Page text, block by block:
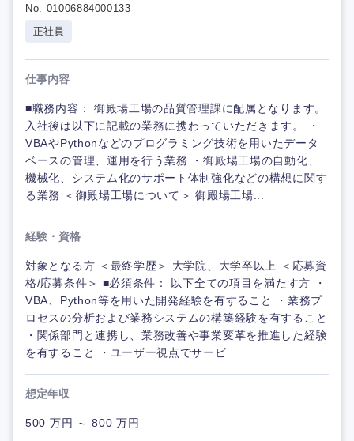
No. 01006884000133
正社員
仕事内容
■職務内容： 御殿場工場の品質管理課に配属となります。
入社後は以下に記載の業務に携わっていただきます。 ・
VBAやPythonなどのプログラミング技術を用いたデータ
ベースの管理、運用を行う業務 ・御殿場工場の自動化、
機械化、システム化のサポート体制強化などの構想に関す
る業務 ＜御殿場工場について＞ 御殿場工場...
経験・資格
対象となる方 ＜最終学歴＞ 大学院、大学卒以上 ＜応募資
格/応募条件＞ ■必須条件： 以下全ての項目を満たす方 ・
VBA、Python等を用いた開発経験を有すること ・業務プ
ロセスの分析および業務システムの構築経験を有すること
・関係部門と連携し、業務改善や事業変革を推進した経験
を有すること ・ユーザー視点でサービ...
想定年収
500 万円 ～ 800 万円